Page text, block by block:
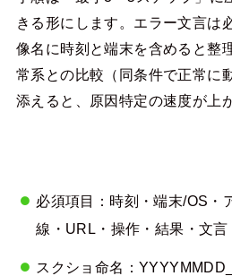
きる形にします。エラー文言は
像名に時刻と端末を含めると整
常系との比較（同条件で正常に
添えると、原因特定の速度が上
必須項目：時刻・端末/OS・
線・URL・操作・結果・文言
スクショ命名：